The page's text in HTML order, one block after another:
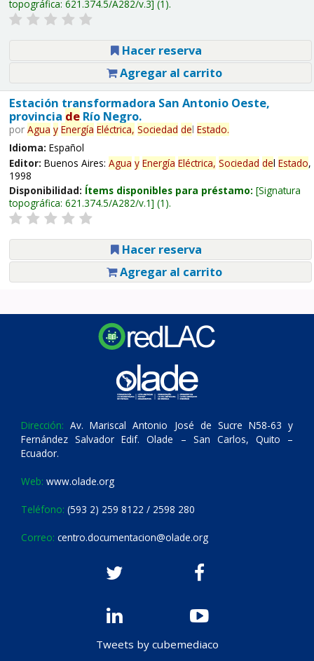
topográfica: 621.374.5/A282/v.3 (1).
Hacer reserva
Agregar al carrito
Estación transformadora San Antonio Oeste,
provincia deRío Negro.
por Agua y Energía Eléctrica, Sociedad del Estado.
Idioma: Español
Editor: Buenos Aires: Agua y Energía Eléctrica, Sociedad del Estado,
1998
Disponibilidad: Ítems disponibles para préstamo: Signatura
topográfica: 621.374.5/A282/v.1 (1).
Hacer reserva
Agregar al carrito
Dirección: Av. Mariscal Antonio José de Sucre N58-63 y
Fernández Salvador Edif. Olade – San Carlos, Quito –
Ecuador.
Web: www.olade.org
Teléfono: (593 2) 259 8122 / 2598 280
Correo: centro.documentacion@olade.org
Tweets by cubemediaco